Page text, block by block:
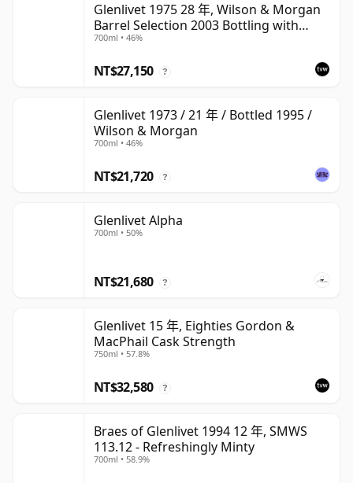
Glenlivet 1975 28 年, Wilson & Morgan
Barrel Selection 2003 Bottling with
Wooden Box
700ml • 46%
NT$27,150 ?
Glenlivet 1973 / 21 年 / Bottled 1995 /
Wilson & Morgan
700ml • 46%
NT$21,720 ?
Glenlivet Alpha
700ml • 50%
NT$21,680 ?
Glenlivet 15 年, Eighties Gordon &
MacPhail Cask Strength
750ml • 57.8%
NT$32,580 ?
Braes of Glenlivet 1994 12 年, SMWS
113.12 - Refreshingly Minty
700ml • 58.9%